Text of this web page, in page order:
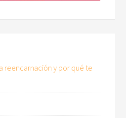
reencarnación y por qué te